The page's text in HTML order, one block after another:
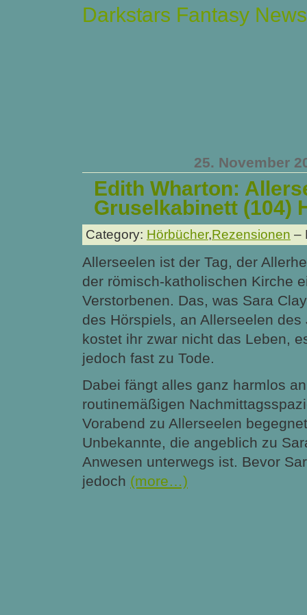
Darkstars Fantasy News
25. November
Edith Wharton:
Gruselkabinett (104)
Category: Hörbücher,Rezensionen –
Allerseelen ist der Tag, der
der römisch-katholischen Kirche
Verstorbenen. Das, was Sara
des Hörspiels, an Allerseelen
kostet ihr zwar nicht das Leben,
jedoch fast zu Tode.
Dabei fängt alles ganz harmlos
routinemäßigen
Vorabend zu Allerseelen
Unbekannte, die angeblich zu
Anwesen unterwegs ist. Bevor
jedoch (more…)